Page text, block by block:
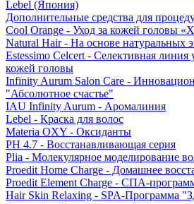
Lebel (Япония)
Дополнительные средства для
Cool Orange - Уход за кожей головы
Natural Hair - На основе натуральных
Estessimo Celcert - Селективная линия
кожей головы
Infinity Aurum Salon Care -
"Абсолютное счастье"
IAU Infinity Aurum - Аромалиния
Lebel - Краска для волос
Materia OXY - Оксиданты
PH 4.7 - Восстанавливающая серия
Plia - Молекулярное моделирование
Proedit Home Charge - Домашнее
Proedit Element Charge - СПА-
Hair Skin Relaxing - SPA-Программа